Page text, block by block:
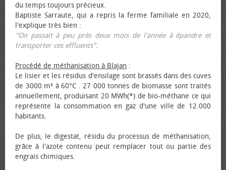
du temps toujours précieux.
Baptiste Sarraute, qui a repris la ferme familiale en 2020,
l'explique très bien :
"On passait à peu près deux mois de l'année à épandre et
transporter ces effluents".
Procédé de méthanisation à Blajan :
Le lisier et les résidus d'ensilage sont brassés dans des cuves
de 3000 m³ à 60°C . 27 000 tonnes de biomasse sont traités
annuellement, produisant 20 MWh(*) de bio-méthane ce qui
représente la consommation en gaz d'une ville de 12.000
habitants.
De plus, le digestat, résidu du processus de méthanisation,
grâce à l'azote contenu peut remplacer tout ou partie des
engrais chimiques.